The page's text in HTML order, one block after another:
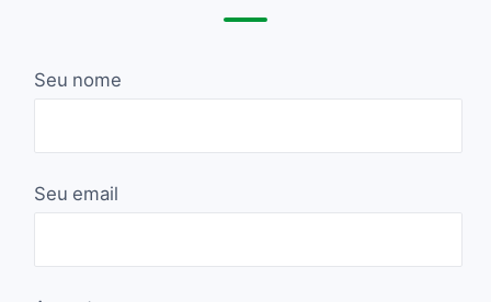
Seu nome
Seu email